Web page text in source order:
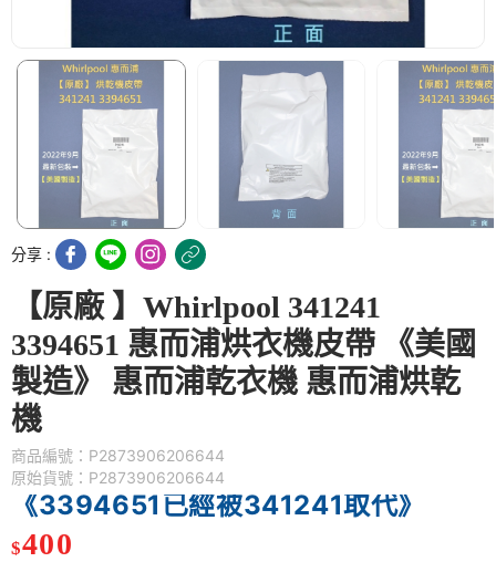
分享 :
【原廠 】Whirlpool 341241
3394651 惠而浦烘衣機皮帶 《美國
製造》 惠而浦乾衣機 惠而浦烘乾
機
商品編號：P2873906206644
原始貨號：P2873906206644
《3394651已經被341241取代》
$400